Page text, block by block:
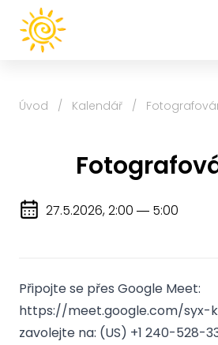
Úvod / Kalendář /
27.5.2026, 2:00 ― 5:00
Připojte se přes Google Meet:
https://meet.google.com/syx-
zavolejte na: (US) +1 240-528-